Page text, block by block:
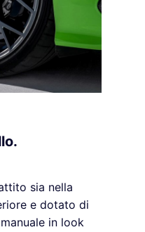
sia nella
e dotato di
in look